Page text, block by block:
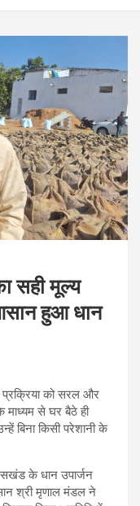
सही मूल्य
हुआ धान
को सरल और
से घर बैठे ही
बिना किसी परेशानी के
के धान उपार्जन
श्री मृणाल मंडल ने